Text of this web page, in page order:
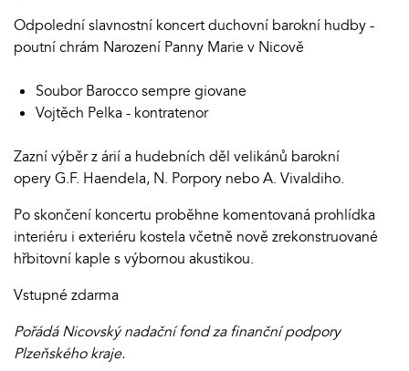
Odpolední slavnostní koncert duchovní barokní hudby -
poutní chrám Narození Panny Marie v Nicově
Soubor Barocco sempre giovane
Vojtěch Pelka - kontratenor
Zazní výběr z árií a hudebních děl velikánů barokní
opery G.F. Haendela, N. Porpory nebo A. Vivaldiho.
Po skončení koncertu proběhne komentovaná prohlídka
interiéru i exteriéru kostela včetně nově zrekonstruované
hřbitovní kaple s výbornou akustikou.
Vstupné zdarma
Pořádá Nicovský nadační fond za finanční podpory
Plzeňského kraje.